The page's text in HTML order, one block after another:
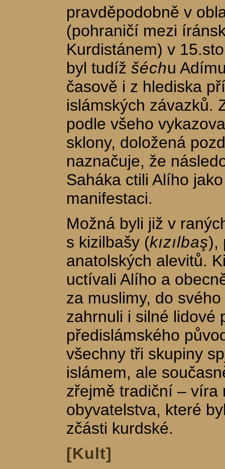
pravděpodobně v
(pohraničí mezi
Kurdistánem) v
byl tudíž šéchu
časově i z hlediska
islámských závazků.
podle všeho
sklony, doložená
naznačuje, že
Saháka ctili Alího
manifestaci.
Možná byli již v
s kizilbašy (kızılbaş),
anatolských alevitů.
uctívali Alího a
za muslimy, do
zahrnuli i silné lidové
předislámského
všechny tři skupiny
islámem, ale
zřejmě tradiční – víra
obyvatelstva, které
zčásti kurdské.
[Kult]